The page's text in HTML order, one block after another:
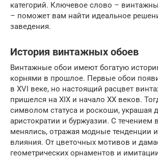
категорий. Ключевое слово –
– поможет вам найти идеальное
заведения.
История винтажных обоев
Винтажные обои имеют богатую
корнями в прошлое. Первые обои
в XVI веке, но настоящий расцвет
пришелся на XIX и начало XX веков.
символом статуса и роскоши, украшая
аристократии и буржуазии. С течением
менялись, отражая модные тенденции
влияния. От цветочных мотивов и
геометрических орнаментов и